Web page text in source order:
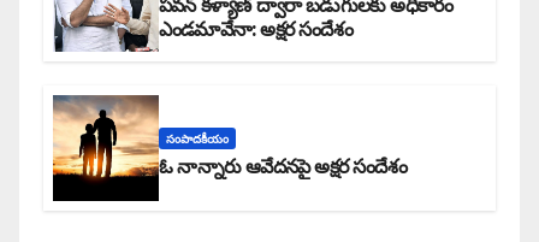
పవన్ కళ్యాణ్ ద్వారా బడుగులకు అధికారం
ఎండమావేనా: అక్షర సందేశం
సంపాదకీయం
ఓ నాన్నారు ఆవేదనపై అక్షర సందేశం